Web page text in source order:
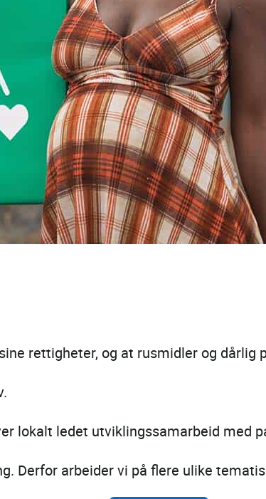
rettigheter, og at rusmidler og dårlig
lokalt ledet utviklingssamarbeid med
Derfor arbeider vi på flere ulike